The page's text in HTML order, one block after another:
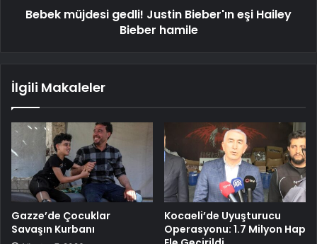
Bebek müjdesi gedli! Justin Bieber'ın eşi Hailey
Bieber hamile
İlgili Makaleler
Gazze’de Çocuklar
Savaşın Kurbanı
Kocaeli’de Uyuşturucu
Operasyonu: 1.7 Milyon Hap